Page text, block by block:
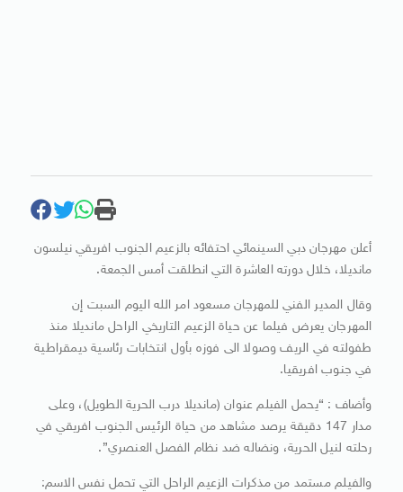
أعلن مهرجان دبي السينمائي احتفائه بالزعيم الجنوب افريقي نيلسون
مانديلا، خلال دورته العاشرة التي انطلقت أمس الجمعة.
وقال المدير الفني للمهرجان مسعود امر الله اليوم السبت إن
المهرجان يعرض فيلما عن حياة الزعيم التاريخي الراحل مانديلا منذ
طفولته في الريف وصولا الى فوزه بأول انتخابات رئاسية ديمقراطية
في جنوب افريقيا.
وأضاف : “يحمل الفيلم عنوان (مانديلا درب الحرية الطويل)، وعلى
مدار 147 دقيقة يرصد مشاهد من حياة الرئيس الجنوب افريقي في
رحلته لنيل الحرية، ونضاله ضد نظام الفصل العنصري”.
والفيلم مستمد من مذكرات الزعيم الراحل التي تحمل نفس الاسم: